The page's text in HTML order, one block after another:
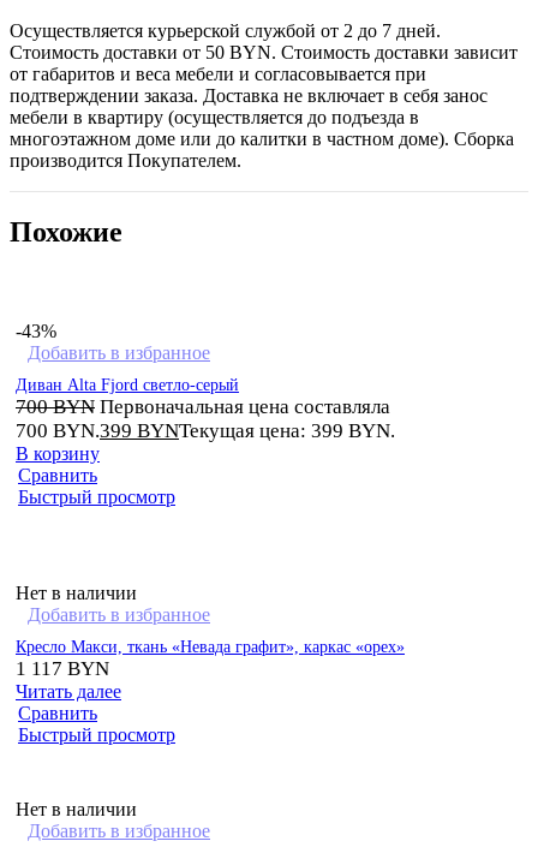
Осуществляется курьерской службой от 2 до 7 дней.
Стоимость доставки от 50 BYN. Стоимость доставки зависит
от габаритов и веса мебели и согласовывается при
подтверждении заказа. Доставка не включает в себя занос
мебели в квартиру (осуществляется до подъезда в
многоэтажном доме или до калитки в частном доме). Сборка
производится Покупателем.
Похожие
-43%
Добавить в избранное
Диван Alta Fjord светло-серый
700BYN Первоначальная цена составляла
700 BYN.399 BYNТекущая цена: 399 BYN.
В корзину
Сравнить
Быстрый просмотр
Нет в наличии
Добавить в избранное
Кресло Макси, ткань «Невада графит», каркас «орех»
1 117 BYN
Читать далее
Сравнить
Быстрый просмотр
Нет в наличии
Добавить в избранное